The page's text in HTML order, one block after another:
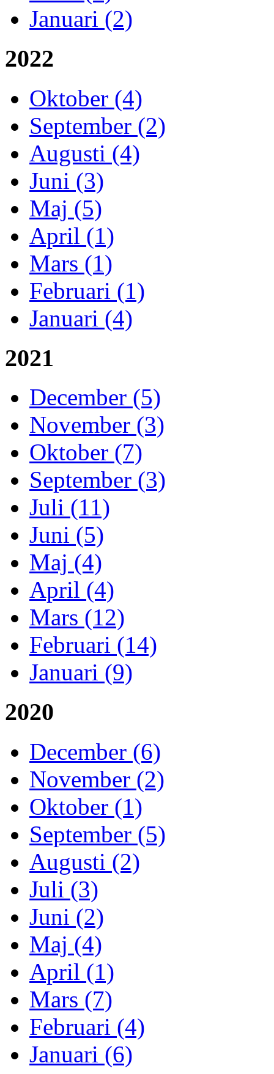
Januari (2)
2022
Oktober (4)
September (2)
Augusti (4)
Juni (3)
Maj (5)
April (1)
Mars (1)
Februari (1)
Januari (4)
2021
December (5)
November (3)
Oktober (7)
September (3)
Juli (11)
Juni (5)
Maj (4)
April (4)
Mars (12)
Februari (14)
Januari (9)
2020
December (6)
November (2)
Oktober (1)
September (5)
Augusti (2)
Juli (3)
Juni (2)
Maj (4)
April (1)
Mars (7)
Februari (4)
Januari (6)